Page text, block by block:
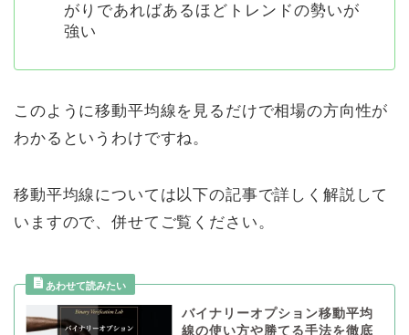
がりであればあるほどトレンドの勢いが
強い
このように移動平均線を見るだけで相場の方向性が
わかるというわけですね。
移動平均線については以下の記事で詳しく解説して
いますので、併せてご覧ください。
バイナリーオプション移動平均
線の使い方や勝てる手法を徹底